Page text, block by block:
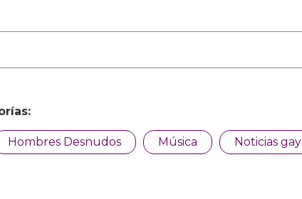
Hombres Desnudos Música Noticias gay